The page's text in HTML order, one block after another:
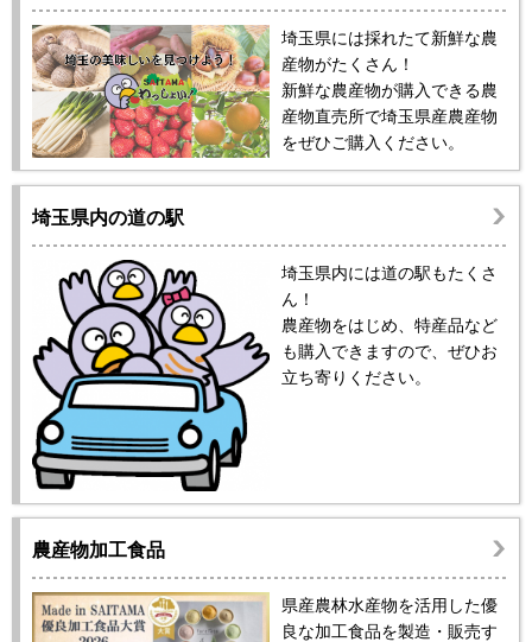
埼玉県には採れたて新鮮な農
産物がたくさん！
新鮮な農産物が購入できる農
産物直売所で埼玉県産農産物
をぜひご購入ください。
埼玉県内の道の駅
埼玉県内には道の駅もたくさ
ん！
農産物をはじめ、特産品など
も購入できますので、ぜひお
立ち寄りください。
農産物加工食品
県産農林水産物を活用した優
良な加工食品を製造・販売す